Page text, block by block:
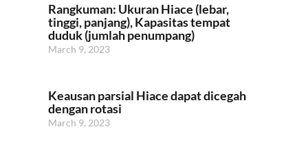
Rangkuman: Ukuran Hiace (lebar,
tinggi, panjang), Kapasitas tempat
duduk (jumlah penumpang)
March 9, 2023
Keausan parsial Hiace dapat dicegah
dengan rotasi
March 9, 2023